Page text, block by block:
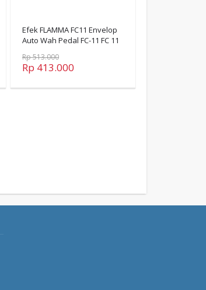
Efek FLAMMA FC11 Envelop
Auto Wah Pedal FC-11 FC 11
Rp 513.000
Rp 413.000